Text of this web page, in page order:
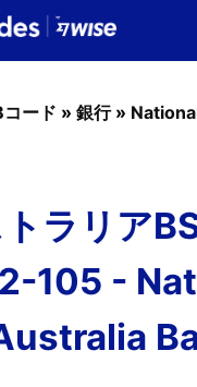
コード » 銀行»
ラリア
105 -